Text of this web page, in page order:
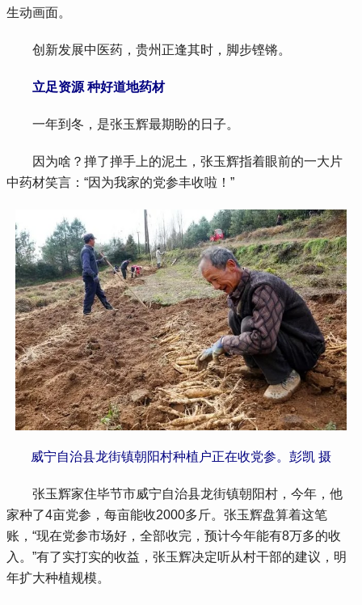
生动画面。
创新发展中医药，贵州正逢其时，脚步铿锵。
立足资源 种好道地药材
一年到冬，是张玉辉最期盼的日子。
因为啥？掸了掸手上的泥土，张玉辉指着眼前的一大片
中药材笑言：“因为我家的党参丰收啦！”
威宁自治县龙街镇朝阳村种植户正在收党参。彭凯 摄
张玉辉家住毕节市威宁自治县龙街镇朝阳村，今年，他
家种了4亩党参，每亩能收2000多斤。张玉辉盘算着这笔
账，“现在党参市场好，全部收完，预计今年能有8万多的收
入。”有了实打实的收益，张玉辉决定听从村干部的建议，明
年扩大种植规模。